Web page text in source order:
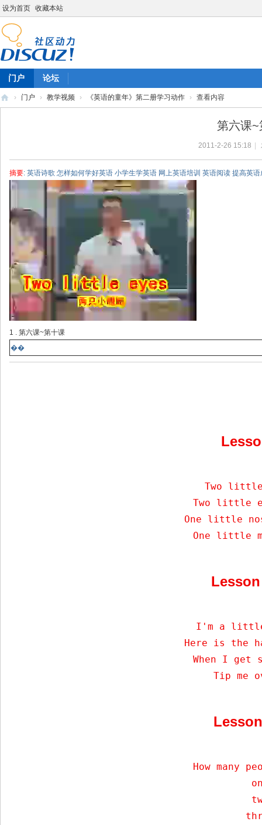
设为首页 收藏本站
门户 论坛
› 门户 › 教学视频 › 《英语的童年》第二册学习动作 › 查看内容
第六课~
2011-2-26 15:18
摘要: 英语诗歌 怎样如何学好英语 小学生学英语 网上英语培训 英语阅读 提高英
1 . 第六课~第十课
��
Two
Two little
One little
One little
I'm a
Here is the
When I get
Tip me
How many